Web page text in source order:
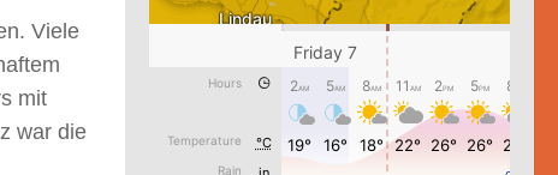
Viele
mit
war die